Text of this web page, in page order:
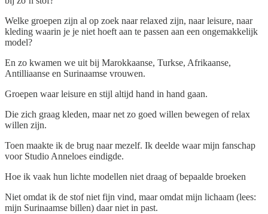
Welke groepen zijn al op zoek naar relaxed zijn, naar leisure, naar
kleding waarin je je niet hoeft aan te passen aan een ongemakkelijk
model?
En zo kwamen we uit bij Marokkaanse, Turkse, Afrikaanse,
Antilliaanse en Surinaamse vrouwen.
Groepen waar leisure en stijl altijd hand in hand gaan.
Die zich graag kleden, maar net zo goed willen bewegen of relax
willen zijn.
Toen maakte ik de brug naar mezelf. Ik deelde waar mijn fanschap
voor Studio Anneloes eindigde.
Hoe ik vaak hun lichte modellen niet draag of bepaalde broeken
Niet omdat ik de stof niet fijn vind, maar omdat mijn lichaam (lees:
mijn Surinaamse billen) daar niet in past.